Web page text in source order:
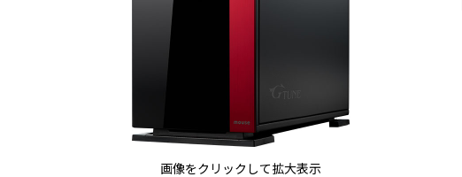
画像をクリックして拡大表示